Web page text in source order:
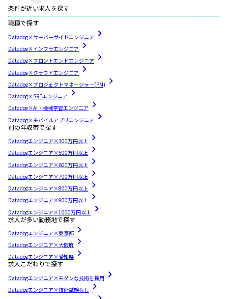
条件が近い求人を探す
職種で探す
Datadog×サーバーサイドエンジニア
Datadog×インフラエンジニア
Datadog×フロントエンドエンジニア
Datadog×クラウドエンジニア
Datadog×プロジェクトマネージャー(PM)
Datadog×SREエンジニア
Datadog×AI・機械学習エンジニア
Datadog×モバイルアプリエンジニア
別の年収帯で探す
Datadogエンジニア×300万円以上
Datadogエンジニア×500万円以上
Datadogエンジニア×600万円以上
Datadogエンジニア×700万円以上
Datadogエンジニア×800万円以上
Datadogエンジニア×900万円以上
Datadogエンジニア×1000万円以上
求人が多い勤務地で探す
Datadogエンジニア×東京都
Datadogエンジニア×大阪府
Datadogエンジニア×愛知県
求人こだわりで探す
Datadogエンジニア×モダンな技術を採用
Datadogエンジニア×技術試験なし